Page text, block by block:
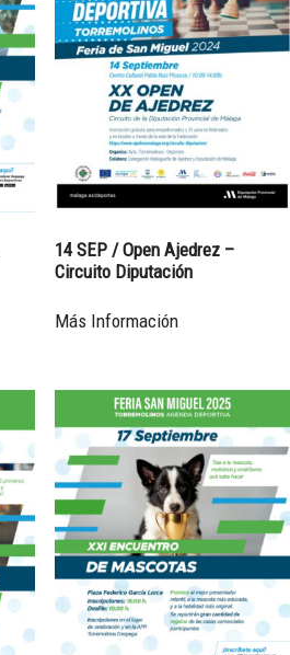
14 SEP / Open Ajedrez –
Circuito Diputación
Más Información